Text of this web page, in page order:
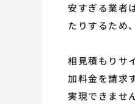
安すぎる業者
たりするため
相見積もりサ
加料金を請求
実現できませ